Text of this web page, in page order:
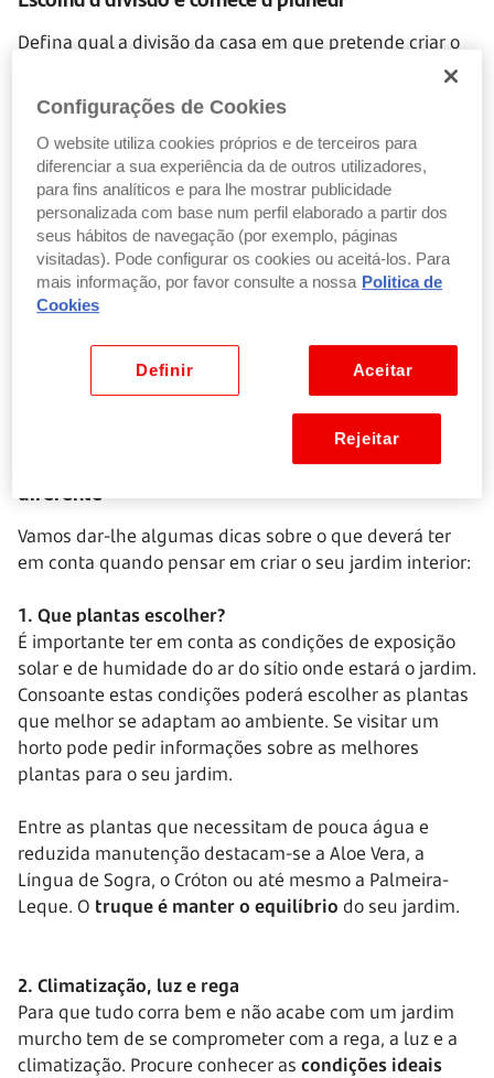
Defina qual a divisão da casa em que pretende criar o
escolher tem de ter boa luz natural. Se optar por um
espaço mais reduzido, poderá considerar um jardim
vertical. Hoje em dia são muito usuais, principalmente
em cozinhas e com ervas aromáticas.
Se preferir um jardim horizontal tenha em conta que a
área deverá ser impermeabilizada. Pode delimitar o
espaço com um pequeno lancil de pedras ou utilizar
vasos.
Planeie o que pretende fazer e procure as soluções
Dicas para ter um jardim interior funcional e
diferente
Vamos dar-lhe algumas dicas sobre o que deverá ter
em conta quando pensar em criar o seu jardim interior:
1. Que plantas escolher?
É importante ter em conta as condições de exposição
solar e de humidade do ar do sítio onde estará o jardim.
Consoante estas condições poderá escolher as plantas
que melhor se adaptam ao ambiente. Se visitar um
horto pode pedir informações sobre as melhores
plantas para o seu jardim.
Entre as plantas que necessitam de pouca água e
reduzida manutenção destacam-se a Aloe Vera, a
Língua de Sogra, o Cróton ou até mesmo a Palmeira-
Leque. O truque é manter o equilíbrio do seu jardim.
2. Climatização, luz e rega
Para que tudo corra bem e não acabe com um jardim
murcho tem de se comprometer com a rega, a luz e a
climatização. Procure conhecer as condições ideais
Configurações de Cookies
O website utiliza cookies próprios e de terceiros para
diferenciar a sua experiência da de outros utilizadores,
para fins analíticos e para lhe mostrar publicidade
personalizada com base num perfil elaborado a partir dos
seus hábitos de navegação (por exemplo, páginas
visitadas). Pode configurar os cookies ou aceitá-los. Para
mais informação, por favor consulte a nossa Politica de
Cookies
Aceitar
Definir
Rejeitar